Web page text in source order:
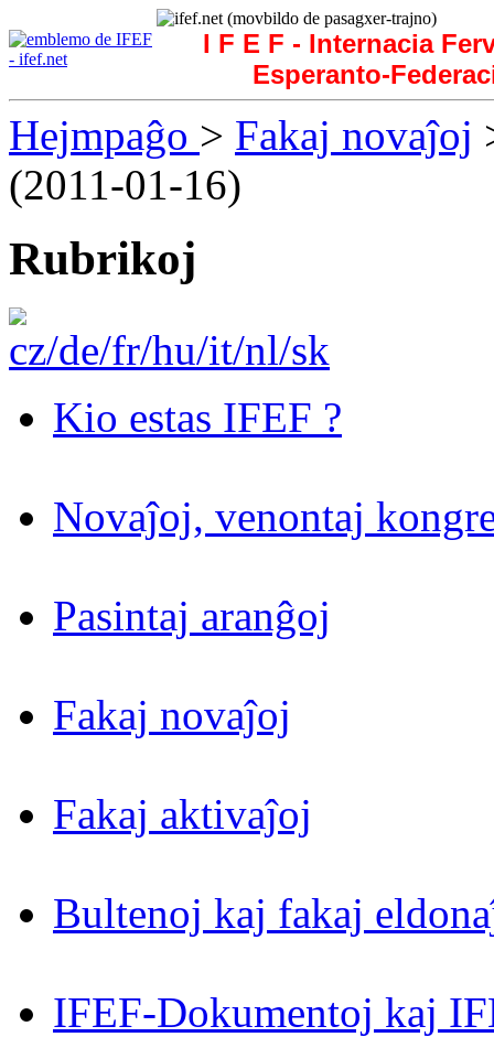
I F E F - Internacia
Esperanto-
Hejmpaĝo > Fakaj novaĵoj
(2011-01-16)
Rubrikoj
Kio estas IFEF ?
Novaĵoj, venontaj
Pasintaj aranĝoj
Fakaj novaĵoj
Fakaj aktivaĵoj
Bultenoj kaj fakaj
IFEF-Dokumentoj kaj